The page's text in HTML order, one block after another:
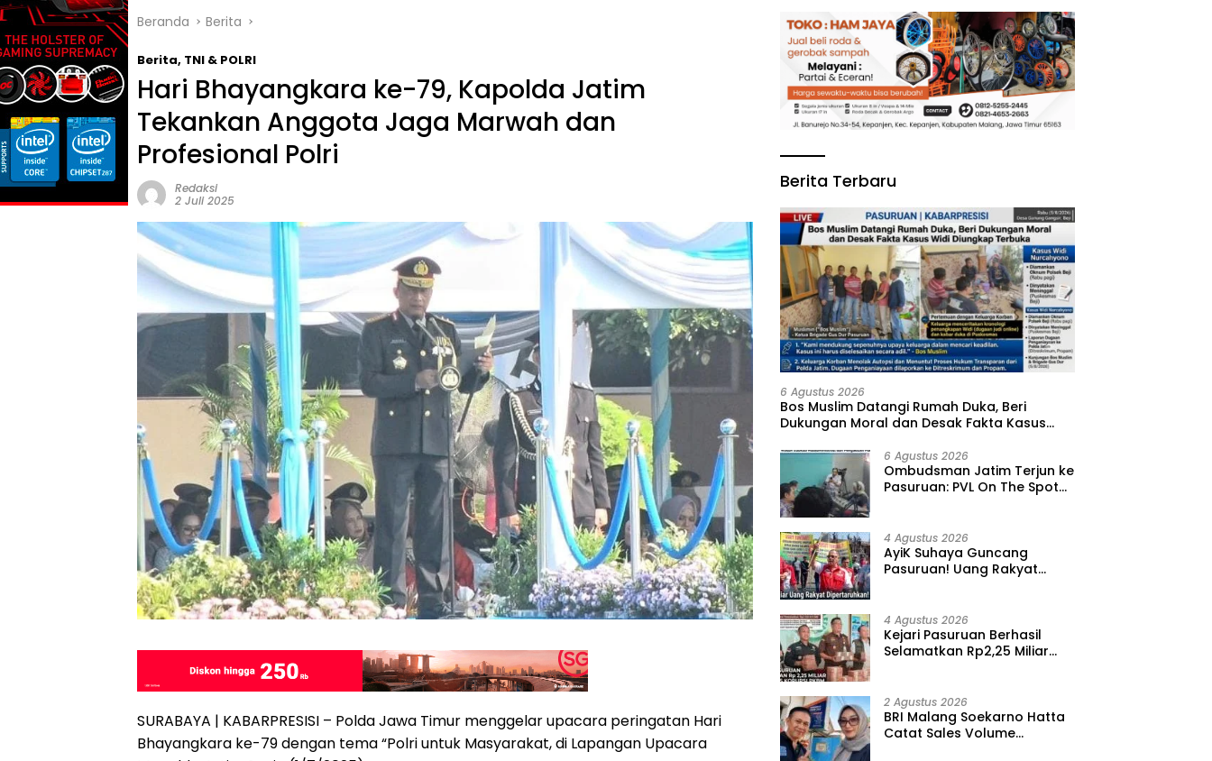
Beranda Berita
Berita, TNI & POLRI
Hari Bhayangkara ke-79, Kapolda Jatim
Tekankan Anggota Jaga Marwah dan
Profesional Polri
Redaksi
2 Juli 2025
SURABAYA | KABARPRESISI – Polda Jawa Timur menggelar upacara peringatan Hari
Bhayangkara ke-79 dengan tema “Polri untuk Masyarakat, di Lapangan Upacara
Berita Terbaru
6 Agustus 2026
‎Bos Muslim Datangi Rumah Duka, Beri
Dukungan Moral dan Desak Fakta Kasus
6 Agustus 2026
‎Ombudsman Jatim Terjun ke
Pasuruan: PVL On The Spot
Pengaduan Publik
4 Agustus 2026
‎AyiK Suhaya Guncang
Pasuruan! Uang Rakyat
Dalmas Polres
4 Agustus 2026
Kejari Pasuruan Berhasil
Selamatkan Rp2,25 Miliar
Diburu
2 Agustus 2026
BRI Malang Soekarno Hatta
Catat Sales Volume